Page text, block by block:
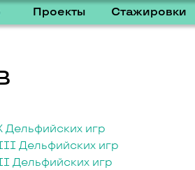
Проекты Стажировки
Дельфийских игр
Дельфийских игр
Дельфийских игр